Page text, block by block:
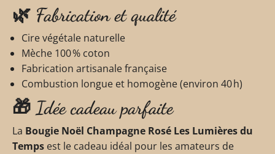
🌿 Fabrication et qualité
Cire végétale naturelle
Mèche 100 % coton
Fabrication artisanale française
Combustion longue et homogène (environ 40 h)
🎁 Idée cadeau parfaite
La Bougie Noël Champagne Rosé Les Lumières du
Temps est le cadeau idéal pour les amateurs de